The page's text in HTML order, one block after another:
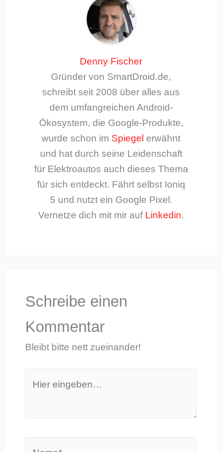
Denny Fischer
Gründer von SmartDroid.de,
schreibt seit 2008 über alles aus
dem umfangreichen Android-
Ökosystem, die Google-Produkte,
wurde schon im Spiegel erwähnt
und hat durch seine Leidenschaft
für Elektroautos auch dieses Thema
für sich entdeckt. Fährt selbst Ioniq
5 und nutzt ein Google Pixel.
Vernetze dich mit mir auf Linkedin.
Schreibe einen
Kommentar
Bleibt bitte nett zueinander!
eingeben…